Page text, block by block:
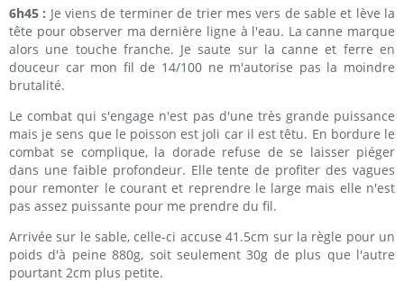
6h45 : Je viens de terminer de trier mes vers de sable et lève la
tête pour observer ma dernière ligne à l'eau. La canne marque
alors une touche franche. Je saute sur la canne et ferre en
douceur car mon fil de 14/100 ne m'autorise pas la moindre
brutalité.
Le combat qui s'engage n'est pas d'une très grande puissance
mais je sens que le poisson est joli car il est têtu. En bordure le
combat se complique, la dorade refuse de se laisser piéger
dans une faible profondeur. Elle tente de profiter des vagues
pour remonter le courant et reprendre le large mais elle n'est
pas assez puissante pour me prendre du fil.
Arrivée sur le sable, celle-ci accuse 41.5cm sur la règle pour un
poids d'à peine 880g, soit seulement 30g de plus que l'autre
pourtant 2cm plus petite.